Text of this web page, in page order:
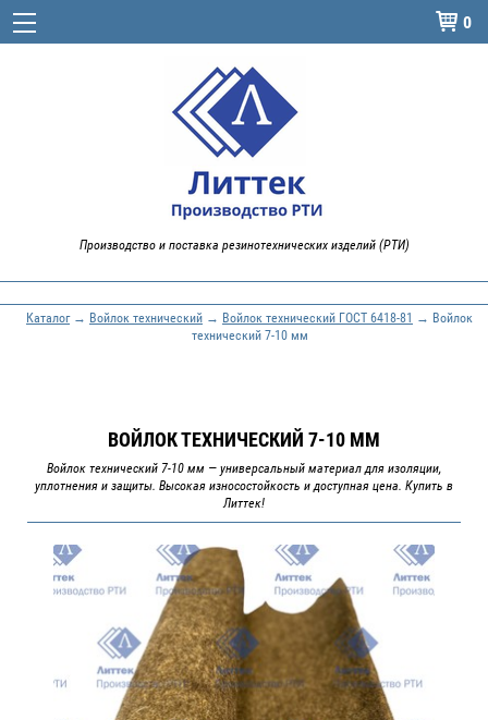
 0
Производство и поставка резинотехнических изделий (РТИ)
Каталог→ Войлок технический → Войлок технический ГОСТ 6418-81 → Войлок
технический 7-10 мм
ВОЙЛОК ТЕХНИЧЕСКИЙ 7-10 ММ
Войлок технический 7-10 мм — универсальный материал для изоляции,
уплотнения и защиты. Высокая износостойкость и доступная цена. Купить в
Литтек!